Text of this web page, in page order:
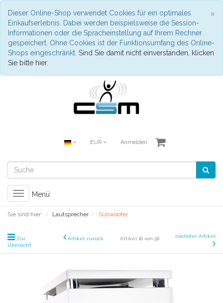
×
Dieser Online-Shop verwendet Cookies für ein optimales
Einkaufserlebnis. Dabei werden beispielsweise die Session-
Informationen oder die Spracheinstellung auf Ihrem Rechner
gespeichert. Ohne Cookies ist der Funktionsumfang des Online-
Shops eingeschränkt. Sind Sie damit nicht einverstanden, klicken
Sie bitte hier.
EUR Anmelden
Toggle
navigation
Menü
Sie sind hier: Lautsprecher Subwoofer
Zur
Übersicht
Artikel zurück Artikel 16 von 56 nächster Artikel